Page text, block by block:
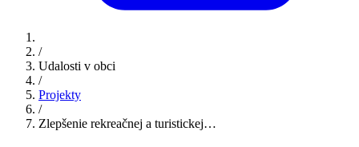
/
Udalosti v obci
/
Projekty
/
Zlepšenie rekreačnej a turistickej…